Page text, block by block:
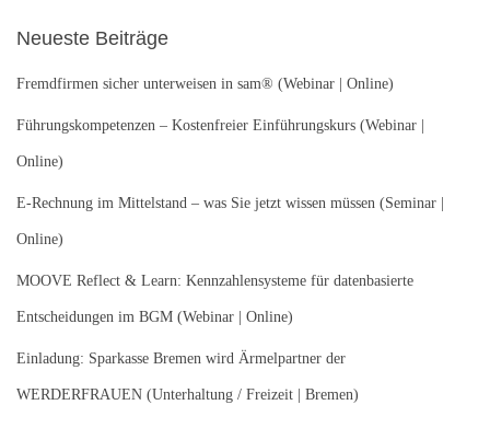
n
a
c
:
Neueste Beiträge
Fremdfirmen sicher unterweisen in sam® (Webinar | Online)
Führungskompetenzen – Kostenfreier Einführungskurs (Webinar |
Online)
E-Rechnung im Mittelstand – was Sie jetzt wissen müssen (Seminar |
Online)
MOOVE Reflect & Learn: Kennzahlensysteme für datenbasierte
Entscheidungen im BGM (Webinar | Online)
Einladung: Sparkasse Bremen wird Ärmelpartner der
WERDERFRAUEN (Unterhaltung / Freizeit | Bremen)